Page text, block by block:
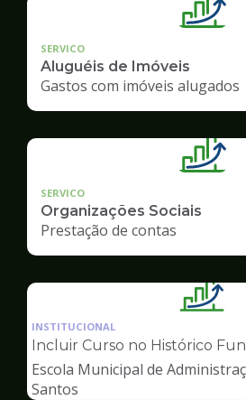
SERVICO
Aluguéis de Imóveis
Gastos com imóveis alugados
SERVICO
Organizações Sociais
Prestação de contas
de
INSTITUCIONAL
Incluir Curso no Histórico
Escola Municipal de
Santos